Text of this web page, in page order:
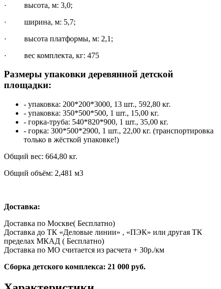
· высота, м: 3,0;
· ширина, м: 5,7;
· высота платформы, м: 2,1;
· вес комплекта, кг: 475
Размеры упаковки деревянной детской
площадки:
- упаковка: 200*200*3000, 13 шт., 592,80 кг.
- упаковка: 350*500*500, 1 шт., 15,00 кг.
- горка-труба: 540*820*900, 1 шт., 35,00 кг.
- горка: 300*500*2900, 1 шт., 22,00 кг. (транспортировка
только в жёсткой упаковке!)
Общий вес: 664,80 кг.
Общий объём: 2,481 м3
Доставка:
Доставка по Москве( Бесплатно)
Доставка до ТК «Деловые линии» , «ПЭК» или другая ТК
пределах МКАД ( Бесплатно)
Доставка по МО считается из расчета + 30р./км
Сборка детского комплекса: 21 000 руб.